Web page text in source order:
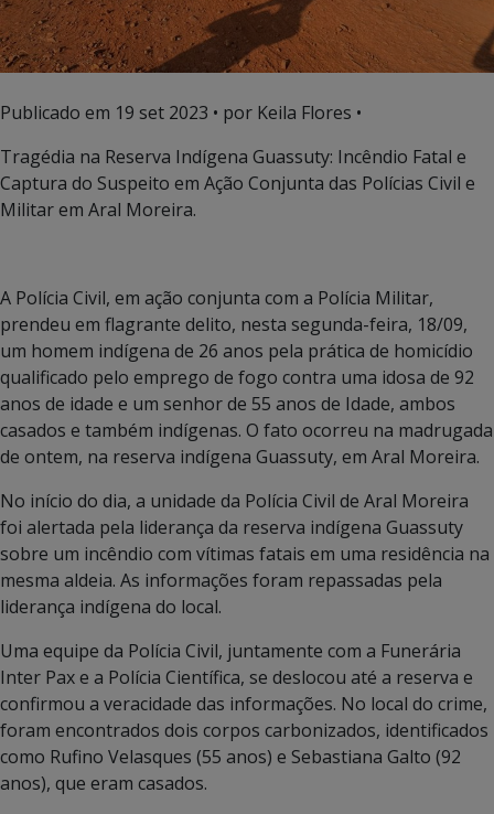
Publicado em 19 set 2023 • por Keila Flores •
Tragédia na Reserva Indígena Guassuty: Incêndio Fatal e
Captura do Suspeito em Ação Conjunta das Polícias Civil e
Militar em Aral Moreira.
A Polícia Civil, em ação conjunta com a Polícia Militar,
prendeu em flagrante delito, nesta segunda-feira, 18/09,
um homem indígena de 26 anos pela prática de homicídio
qualificado pelo emprego de fogo contra uma idosa de 92
anos de idade e um senhor de 55 anos de Idade, ambos
casados e também indígenas. O fato ocorreu na madrugada
de ontem, na reserva indígena Guassuty, em Aral Moreira.
No início do dia, a unidade da Polícia Civil de Aral Moreira
foi alertada pela liderança da reserva indígena Guassuty
sobre um incêndio com vítimas fatais em uma residência na
mesma aldeia. As informações foram repassadas pela
liderança indígena do local.
Uma equipe da Polícia Civil, juntamente com a Funerária
Inter Pax e a Polícia Científica, se deslocou até a reserva e
confirmou a veracidade das informações. No local do crime,
foram encontrados dois corpos carbonizados, identificados
como Rufino Velasques (55 anos) e Sebastiana Galto (92
anos), que eram casados.